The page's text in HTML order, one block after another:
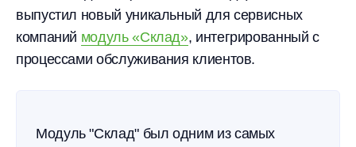
выпустил новый уникальный для сервисных
компаний модуль «Склад», интегрированный с
процессами обслуживания клиентов.
Модуль "Склад" был одним из самых